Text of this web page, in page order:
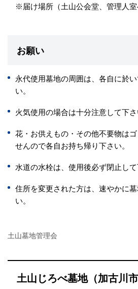
※届け場所（土山公会堂、管理人室
お願い
永代使用墓地の周囲は、各自に於
い。
火気使用の場合は十分注意して下さ
花・お供えもの・その他不要物は
せんので各自お持ち帰り下さい。
水道の水栓は、使用後必ず閉止して
住所を変更された方は、速やかに
い。
土山墓地管理会
土山じろべ墓地（加古川